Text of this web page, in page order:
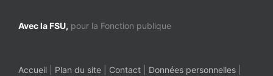
Avec la FSU, pour la Fonction publique
Accueil Plan du site Contact Données personnelles